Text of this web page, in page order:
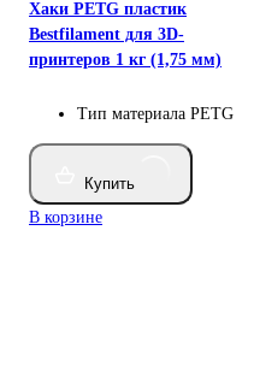
Хаки PETG пластик
Bestfilament для 3D-
принтеров 1 кг (1,75 мм)
Тип материала PETG
Купить
В корзине